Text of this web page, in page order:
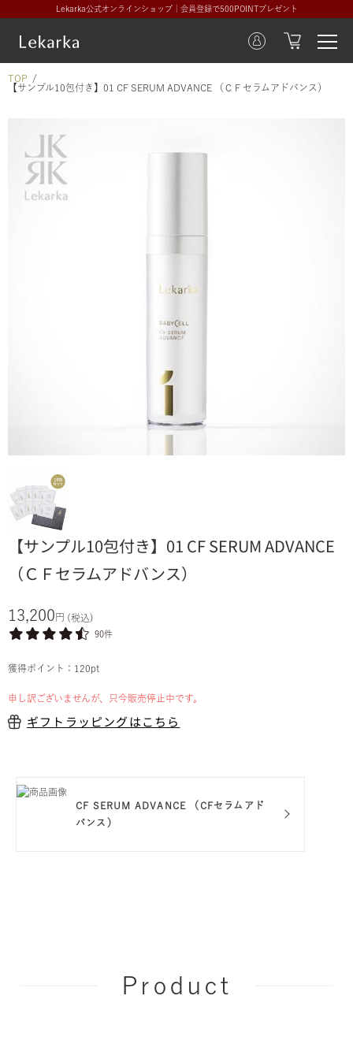
Lekarka公式オンラインショップ｜会員登録で500POINTプレゼント
TOP
【サンプル10包付き】01 CF SERUM ADVANCE （ＣＦセラムアドバンス）
【サンプル10包付き】01 CF SERUM ADVANCE
（ＣＦセラムアドバンス）
13,200 円 (税込)
90件
獲得ポイント： 120pt
申し訳ございませんが、只今販売停止中です。
ギフトラッピングはこちら
CF SERUM ADVANCE （CFセラムアド
バンス）
Product